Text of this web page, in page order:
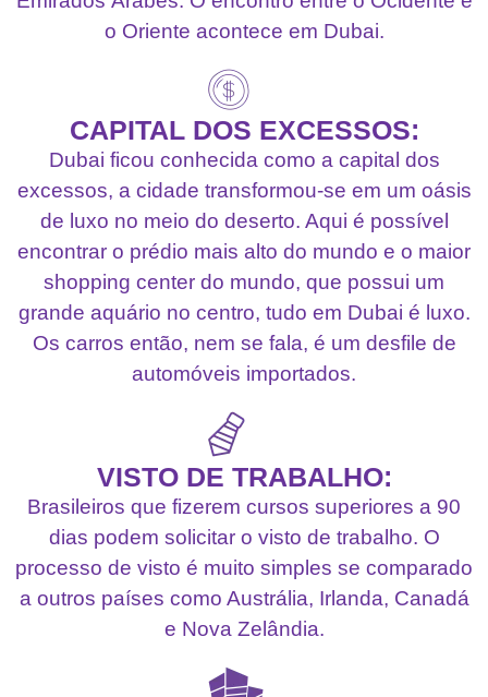
o Oriente acontece em Dubai.
CAPITAL DOS EXCESSOS:
Dubai ficou conhecida como a capital dos
excessos, a cidade transformou-se em um oásis
de luxo no meio do deserto. Aqui é possível
encontrar o prédio mais alto do mundo e o maior
shopping center do mundo, que possui um
grande aquário no centro, tudo em Dubai é luxo.
Os carros então, nem se fala, é um desfile de
automóveis importados.
VISTO DE TRABALHO:
Brasileiros que fizerem cursos superiores a 90
dias podem solicitar o visto de trabalho. O
processo de visto é muito simples se comparado
a outros países como Austrália, Irlanda, Canadá
e Nova Zelândia.